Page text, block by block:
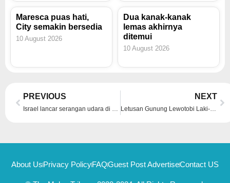
Maresca puas hati,
City semakin bersedia
10 August 2026
Dua kanak-kanak
lemas akhirnya
ditemui
10 August 2026
Prev
PREVIOUS NEXT
Letusan Gunung Lewotobi Laki-Laki bentuk ‘menara abu’
About Us Privacy PolicyFAQGuest Post AdvertiseContact US